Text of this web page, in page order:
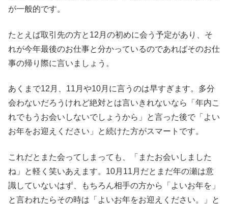
が一般的です。
たとえば取引先の方と12月の初めに会う予定があり、そ
れが今年最後のお仕事と分かっているのであればそのお仕
事の帰り際に言いましょう。
あくまで12月、11月や10月に言うのは早すぎます。多分
会わないだろうけれど絶対とは言いきれないなら「年内こ
れでもうお会いしないでしょうから」と言った後で「よい
お年をお迎えください」と続けた方がスマートです。
これだとまた会ってしまっても、「またお会いしました
ね」と軽く笑いあえます。10月11月だとまだ年の瀬は意
識していないはず、もちろん相手の方から「よいお年を」
と言われたらその時は「よいお年をお迎えください。」と